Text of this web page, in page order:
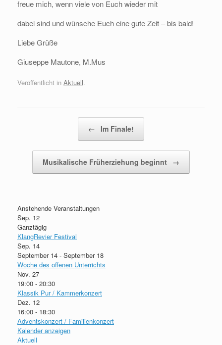
freue mich, wenn viele von Euch wieder mit
dabei sind und wünsche Euch eine gute Zeit – bis bald!
Liebe Grüße
Giuseppe Mautone, M.Mus
Veröffentlicht in Aktuell.
← Im Finale!
Musikalische Früherziehung beginnt →
Anstehende Veranstaltungen
Sep. 12
Ganztägig
KlangRevier Festival
Sep. 14
September 14 - September 18
Woche des offenen Unterrichts
Nov. 27
19:00 - 20:30
Klassik Pur / Kammerkonzert
Dez. 12
16:00 - 18:30
Adventskonzert / Familienkonzert
Kalender anzeigen
Aktuell